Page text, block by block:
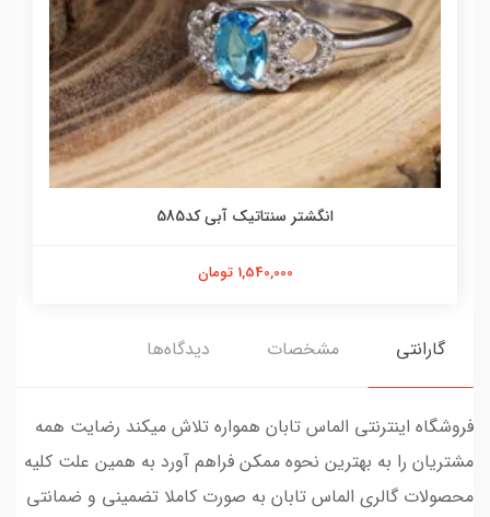
انگشتر سنتاتیک آبی کد585
1,540,000 تومان
گارانتی مشخصات دیدگاه‌ها
فروشگاه اینترنتی الماس تابان همواره تلاش میکند رضایت همه
مشتریان را به بهترین نحوه ممکن فراهم آورد به همین علت کلیه
محصولات گالری الماس تابان به صورت کاملا تضمینی و ضمانتی